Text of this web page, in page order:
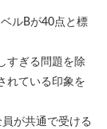
ルBが40点と標
すぎる問題を除
れている印象を
が共通で受ける